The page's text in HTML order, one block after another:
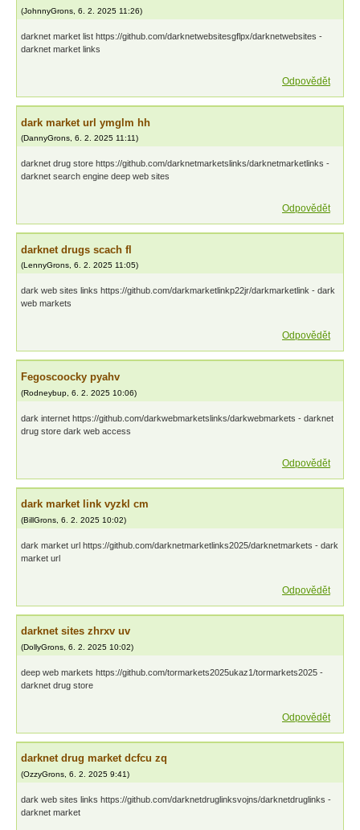
(JohnnyGrons, 6. 2. 2025 11:26)
darknet market list https://github.com/darknetwebsitesgflpx/darknetwebsites -
darknet market links
Odpovědět
dark market url ymglm hh
(DannyGrons, 6. 2. 2025 11:11)
darknet drug store https://github.com/darknetmarketslinks/darknetmarketlinks -
darknet search engine deep web sites
Odpovědět
darknet drugs scach fl
(LennyGrons, 6. 2. 2025 11:05)
dark web sites links https://github.com/darkmarketlinkp22jr/darkmarketlink - dark
web markets
Odpovědět
Fegoscoocky pyahv
(Rodneybup 6. 2. 2025 10:06)
dark internet https://github.com/darkwebmarketslinks/darkwebmarkets - darknet
drug store dark web access
Odpovědět
dark market link vyzkl cm
(BillGrons 6. 2. 2025 10:02)
dark market url https://github.com/darknetmarketlinks2025/darknetmarkets - dark
market url
Odpovědět
darknet sites zhrxv uv
(DollyGrons 6. 2. 2025 10:02)
deep web markets https://github.com/tormarkets2025ukaz1/tormarkets2025 -
darknet drug store
Odpovědět
darknet drug market dcfcu zq
(OzzyGrons 6. 2. 2025 9:41)
dark web sites links https://github.com/darknetdruglinksvojns/darknetdruglinks -
darknet market